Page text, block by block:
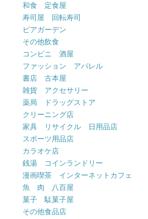
和食 定食屋
寿司屋 回転寿司
ビアガーデン
その他飲食
コンビニ 酒屋
ファッション アパレル
書店 古本屋
雑貨 アクセサリー
薬局 ドラッグストア
クリーニング店
家具 リサイクル 日用品店
スポーツ用品店
カラオケ店
銭湯 コインランドリー
漫画喫茶 インターネットカフェ
魚 肉 八百屋
菓子 駄菓子屋
その他食品店